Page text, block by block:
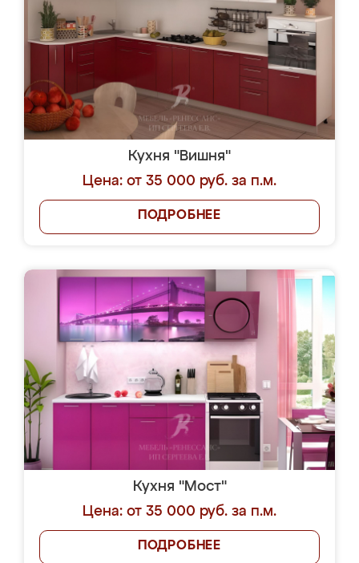
Кухня "Вишня"
Цена: от 35 000 руб. за п.м.
ПОДРОБНЕЕ
Кухня "Мост"
Цена: от 35 000 руб. за п.м.
ПОДРОБНЕЕ